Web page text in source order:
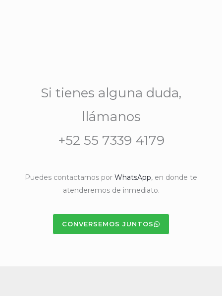
Si tienes alguna duda,
llámanos
+52 55 7339 4179
Puedes contactarnos por WhatsApp, en donde te
atenderemos de inmediato.
CONVERSEMOS JUNTOS